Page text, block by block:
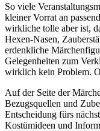
So viele
kleiner Vorrat an
wirkliche tolle aber ist,
Hexen-Nasen,
erdenkliche
Gelegenheiten zum
wirklich kein Problem.
Auf der Seite der
Bezugsquellen und
Entscheidung fürs
Kostümideen und